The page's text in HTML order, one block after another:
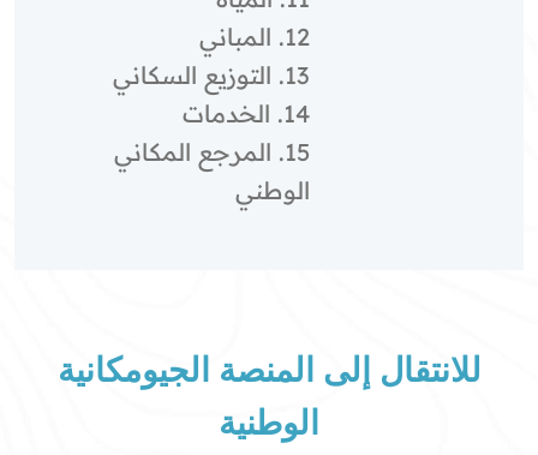
12. المباني
13. التوزيع السكاني
14. الخدمات
15. المرجع المكاني
الوطني
للانتقال إلى المنصة الجيومكانية
الوطنية